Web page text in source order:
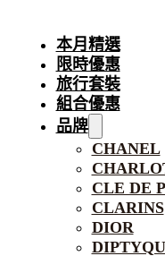
本月精選
限時優惠
旅行套裝
組合優惠
品牌
CHANEL
CLE DE
CLARINS
DIOR